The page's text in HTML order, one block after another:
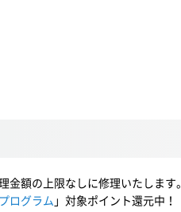
額の上限なしに修理いたします。
ログラム 」対象ポイント還元中！